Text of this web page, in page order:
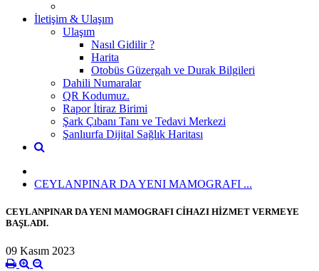
İletişim & Ulaşım
Ulaşım
Nasıl Gidilir ?
Harita
Otobüs Güzergah ve Durak Bilgileri
Dahili Numaralar
QR Kodumuz.
Rapor İtiraz Birimi
Şark Çıbanı Tanı ve Tedavi Merkezi
Şanlıurfa Dijital Sağlık Haritası
CEYLANPINAR DA YENI MAMOGRAFI ...
CEYLANPINAR DA YENI MAMOGRAFI CİHAZI HİZMET VERMEYE
BAŞLADI. ​
09 Kasım 2023